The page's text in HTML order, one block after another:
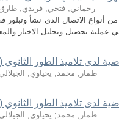
رحماني, فتحي; فريدي,
أنواع الاتصال الذي نشأ وتبلور
تلاميذ الطور الثانوي (15-18) سنة
طمار, محمد; يحياوي, الجيلالي
تلاميذ الطور الثانوي (15-18) سنة
طمار, محمد; يحياوي, الجيلالي